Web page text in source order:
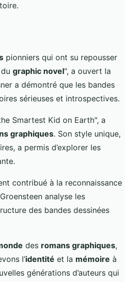
pionniers qui ont su repousser
graphic novel", a ouvert la
a démontré que les bandes
sérieuses et introspectives.
Smartest Kid on Earth", a
graphiques. Son style unique,
a permis d’explorer les
contribué à la reconnaissance
analyse les
des bandes dessinées
des romans graphiques,
l’identité et la mémoire à
générations d’auteurs qui